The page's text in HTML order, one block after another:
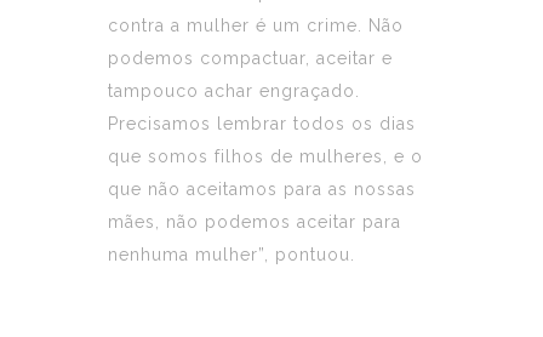
contra a mulher é um crime. Não
podemos compactuar, aceitar e
tampouco achar engraçado.
Precisamos lembrar todos os dias
que somos filhos de mulheres, e o
que não aceitamos para as nossas
mães, não podemos aceitar para
nenhuma mulher”, pontuou.